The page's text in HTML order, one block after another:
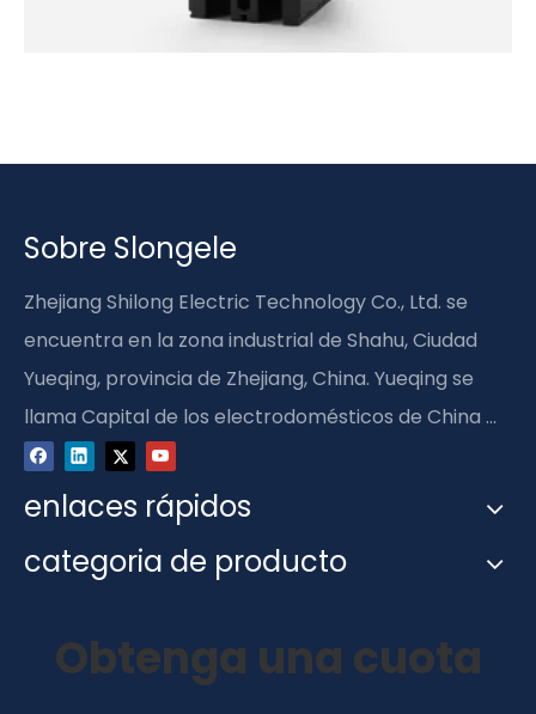
Sobre Slongele
Zhejiang Shilong Electric Technology Co., Ltd. se
encuentra en la zona industrial de Shahu, Ciudad
Yueqing, provincia de Zhejiang, China. Yueqing se
llama Capital de los electrodomésticos de China ...
enlaces rápidos
categoria de producto
Obtenga una cuota